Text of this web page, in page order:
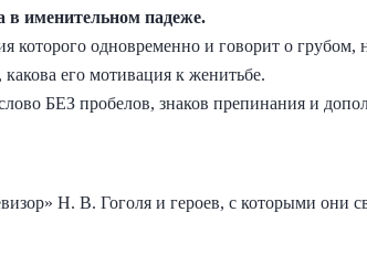
именительном падеже.
которого одновременно и говорит о
его мотивация к женитьбе.
БЕЗ пробелов, знаков препинания и
Н. В. Гоголя и героев, с которыми они